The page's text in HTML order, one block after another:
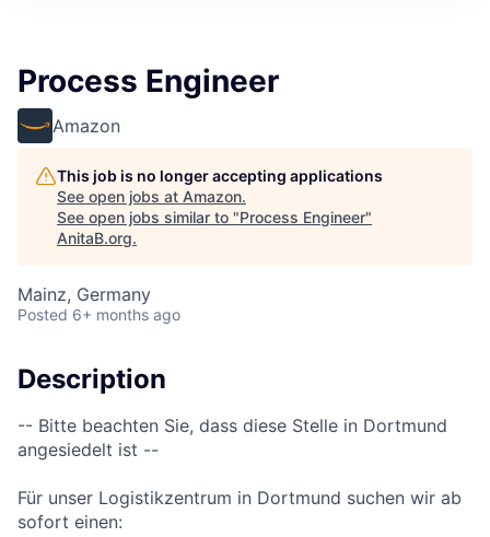
Process Engineer
Amazon
This job is no longer accepting applications
See open jobs at Amazon.
See open jobs similar to "Process Engineer"
AnitaB.org.
Mainz, Germany
Posted 6+ months ago
Description
-- Bitte beachten Sie, dass diese Stelle in Dortmund
angesiedelt ist --
Für unser Logistikzentrum in Dortmund suchen wir ab
sofort einen: